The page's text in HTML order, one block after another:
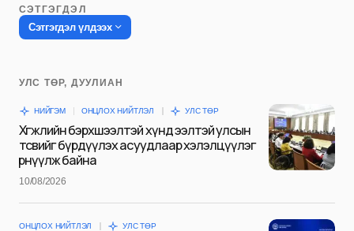
СЭТГЭГДЭЛ
Сэтгэгдэл үлдээх
Таны имэйл хаягийг нийтлэхгүй.
тэмдэглэсэн
УЛС ТӨР, ДУУЛИАН
НИЙГЭМ ОНЦЛОХ НИЙТЛЭЛ УЛС ТӨР
Хөгжлийн бэрхшээлтэй хүнд ээлтэй улсын
төсвийг бүрдүүлэх асуудлаар хэлэлцүүлэг
өрнүүлж байна
10/08/2026
ОНЦЛОХ НИЙТЛЭЛ УЛС ТӨР